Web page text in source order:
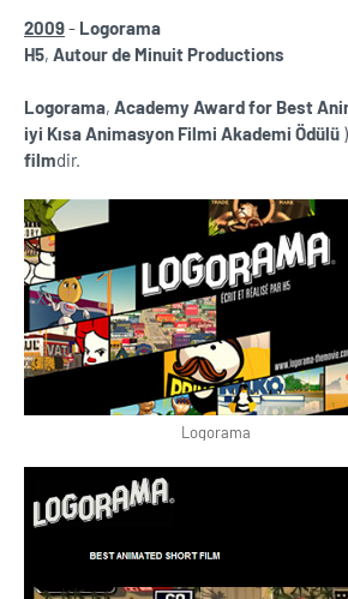
2009- Logorama
H5, Autour de Minuit Productions
Logorama, Academy Award for Best
iyi Kısa Animasyon Filmi Akademi Ödülü
filmdir.
Logorama